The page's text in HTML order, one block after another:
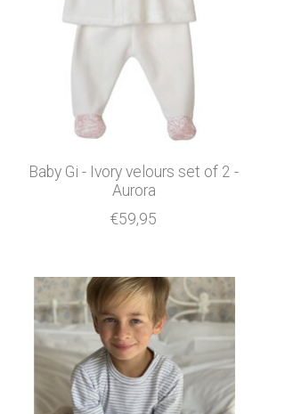
Baby Gi - Ivory velours set of 2 -
Aurora
€59,95